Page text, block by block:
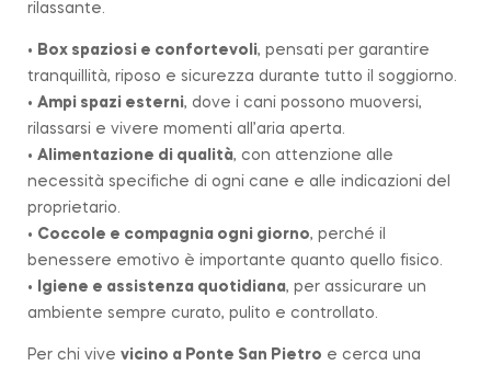
rilassante.
• Box spaziosi e confortevoli, pensati per garantire
tranquillità, riposo e sicurezza durante tutto il soggiorno.
• Ampi spazi esterni, dove i cani possono muoversi,
rilassarsi e vivere momenti all’aria aperta.
• Alimentazione di qualità, con attenzione alle
necessità specifiche di ogni cane e alle indicazioni del
proprietario.
• Coccole e compagnia ogni giorno, perché il
benessere emotivo è importante quanto quello fisico.
•
Igiene e assistenza quotidiana, per assicurare un
ambiente sempre curato, pulito e controllato.
Per chi vive vicino a Ponte San Pietro e cerca una